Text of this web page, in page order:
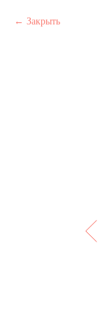
Закрыть